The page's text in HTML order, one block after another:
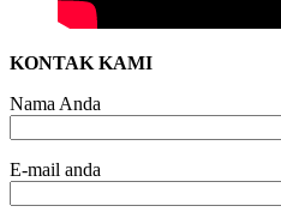
KONTAK KAMI
Nama Anda
E-mail anda